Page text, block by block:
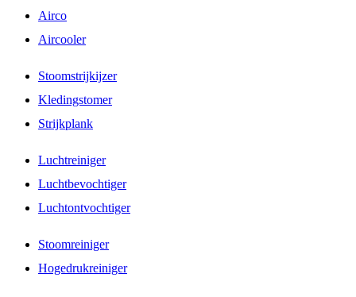
Airco
Aircooler
Stoomstrijkijzer
Kledingstomer
Strijkplank
Luchtreiniger
Luchtbevochtiger
Luchtontvochtiger
Stoomreiniger
Hogedrukreiniger